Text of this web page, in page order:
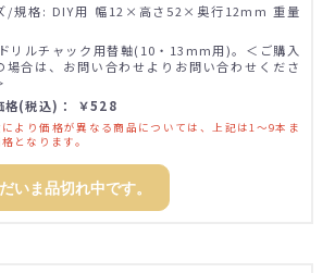
/規格: DIY用 幅12×高さ52×奥行12mm 重量
リルチャック用替軸(10・13mm用)。＜ご購入
場合は、お問い合わせよりお問い合わせくださ
格(税込)： ￥528
より価格が異なる商品については、上記は1～9本ま
となります。
いま品切れ中です。